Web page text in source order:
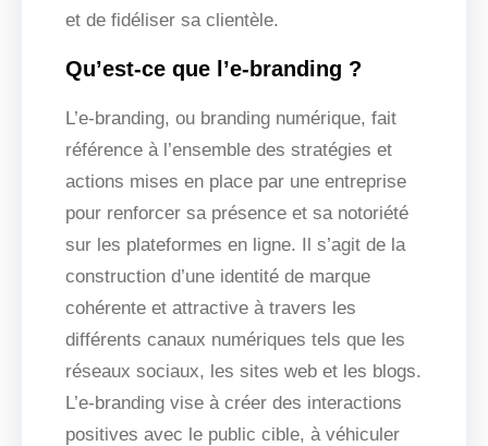
et de fidéliser sa clientèle.
Qu’est-ce que l’e-branding ?
L’e-branding, ou branding numérique, fait
référence à l’ensemble des stratégies et
actions mises en place par une entreprise
pour renforcer sa présence et sa notoriété
sur les plateformes en ligne. Il s’agit de la
construction d’une identité de marque
cohérente et attractive à travers les
différents canaux numériques tels que les
réseaux sociaux, les sites web et les blogs.
L’e-branding vise à créer des interactions
positives avec le public cible, à véhiculer